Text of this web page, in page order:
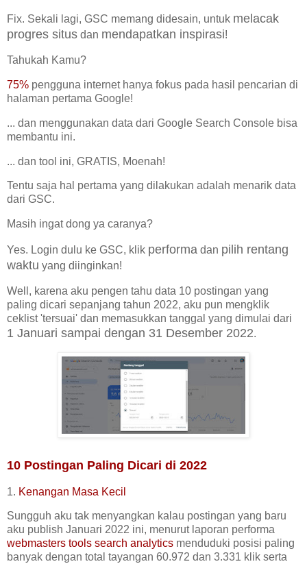
Fix. Sekali lagi, GSC memang didesain, untuk melacak
progres situs dan mendapatkan inspirasi!
Tahukah Kamu?
75% pengguna internet hanya fokus pada hasil pencarian di
halaman pertama Google!
... dan menggunakan data dari Google Search Console bisa
membantu ini.
... dan tool ini, GRATIS, Moenah!
Tentu saja hal pertama yang dilakukan adalah menarik data
dari GSC.
Masih ingat dong ya caranya?
Yes. Login dulu ke GSC, klik performa dan pilih rentang
waktu yang diinginkan!
Well, karena aku pengen tahu data 10 postingan yang
paling dicari sepanjang tahun 2022, aku pun mengklik
ceklist 'tersuai' dan memasukkan tanggal yang dimulai dari
1 Januari sampai dengan 31 Desember 2022.
10 Postingan Paling Dicari di 2022
1. Kenangan Masa Kecil
Sungguh aku tak menyangkan kalau postingan yang baru
aku publish Januari 2022 ini, menurut laporan performa
webmasters tools search analytics menduduki posisi paling
banyak dengan total tayangan 60.972 dan 3.331 klik serta